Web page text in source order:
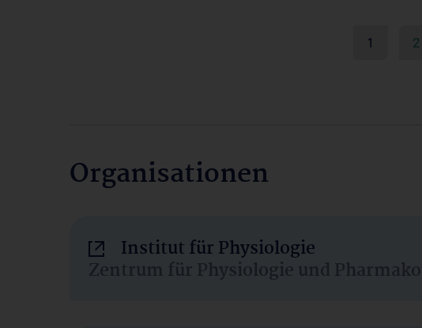
1 2
Organisationen
Institut für Physiologie
Zentrum für Physiologie und